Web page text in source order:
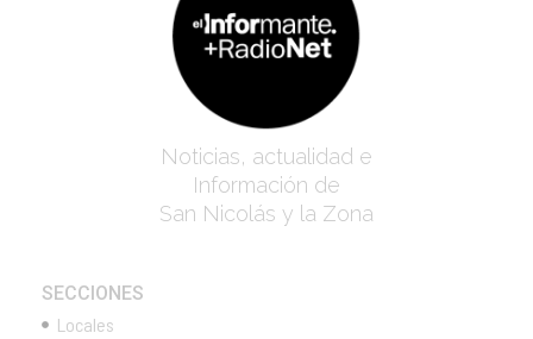
Noticias, actualidad e
Información de
San Nicolás y la Zona
SECCIONES
Locales